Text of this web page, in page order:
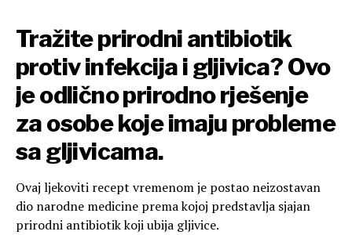
Tražite prirodni antibiotik
protiv infekcija i gljivica? Ovo
je odlično prirodno rješenje
za osobe koje imaju probleme
sa gljivicama.
Ovaj ljekoviti recept vremenom je postao neizostavan
dio narodne medicine prema kojoj predstavlja sjajan
prirodni antibiotik koji ubija gljivice.